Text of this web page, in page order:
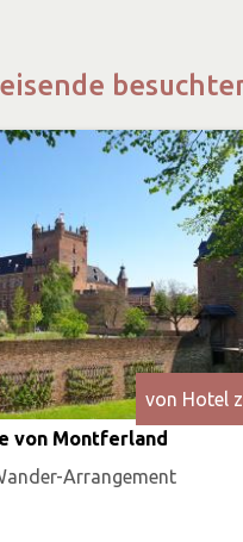
von Hotel
von Montferland
Arrangement